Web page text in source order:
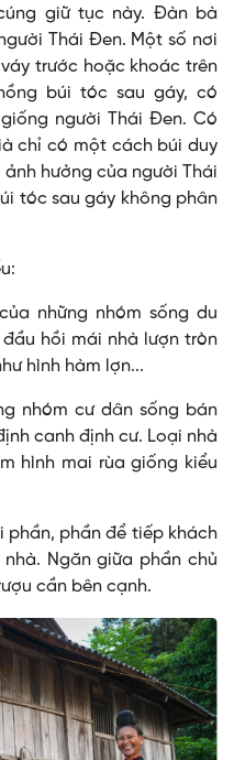
giữ tục này. Ðàn bà
Thái Ðen. Một số nơi
trước hoặc khoác trên
búi tóc sau gáy, có
người Thái Ðen. Có
chỉ có một cách búi duy
hưởng của người Thái
tóc sau gáy không phân
những nhóm sống du
hồi mái nhà lượn tròn
hình hàm lợn...
nhóm cư dân sống bán
canh định cư. Loại nhà
hình mai rùa giống kiểu
phần, phần để tiếp khách
Ngăn giữa phần chủ
cần bên cạnh.